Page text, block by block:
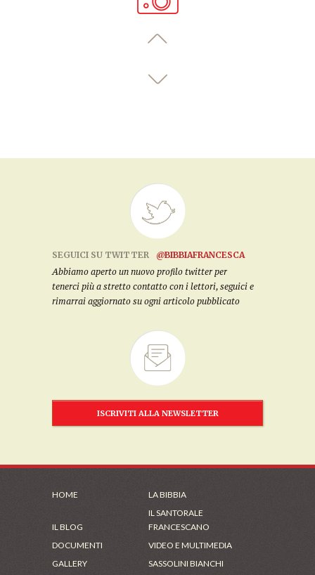
SEGUICI SU TWITTER
@BIBBIAFRANCESCA
Abbiamo aperto un nuovo profilo twitter per
tenerci più a stretto contatto con i lettori, seguici e
rimarrai aggiornato su ogni articolo pubblicato
ISCRIVITI ALLA NEWSLETTER
HOME LA BIBBIA
IL BLOG
IL SANTORALE
FRANCESCANO
DOCUMENTI
VIDEO E MULTIMEDIA
GALLERY
SASSOLINI BIANCHI